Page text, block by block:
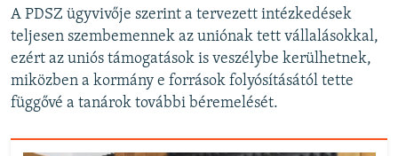
A PDSZ ügyvivője szerint a tervezett intézkedések
teljesen szembemennek az uniónak tett vállalásokkal,
ezért az uniós támogatások is veszélybe kerülhetnek,
miközben a kormány e források folyósításától tette
függővé a tanárok további béremelését.